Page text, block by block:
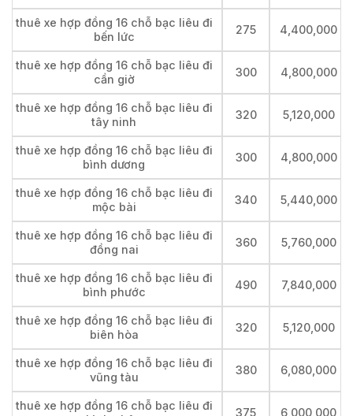
thuê xe hợp đồng 16 chỗ bạc liêu đi
bến lức
275 4,400,000
thuê xe hợp đồng 16 chỗ bạc liêu đi
cần giờ
300 4,800,000
thuê xe hợp đồng 16 chỗ bạc liêu đi
tây ninh
320 5,120,000
thuê xe hợp đồng 16 chỗ bạc liêu đi
bình dương
300 4,800,000
thuê xe hợp đồng 16 chỗ bạc liêu đi
mộc bài
340 5,440,000
thuê xe hợp đồng 16 chỗ bạc liêu đi
đồng nai
360 5,760,000
thuê xe hợp đồng 16 chỗ bạc liêu đi
bình phước
490 7,840,000
thuê xe hợp đồng 16 chỗ bạc liêu đi
biên hòa
320 5,120,000
thuê xe hợp đồng 16 chỗ bạc liêu đi
vũng tàu
380 6,080,000
thuê xe hợp đồng 16 chỗ bạc liêu đi
375 6,000,000